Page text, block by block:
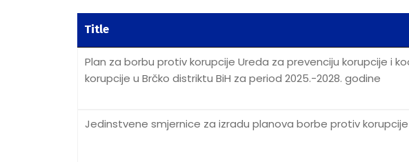
Title
Plan za borbu protiv korupcije Ureda za prevenciju korupcije i
korupcije u Brčko distriktu BiH za period 2025.-2028. godine
Jedinstvene smjernice za izradu planova borbe protiv korupcije